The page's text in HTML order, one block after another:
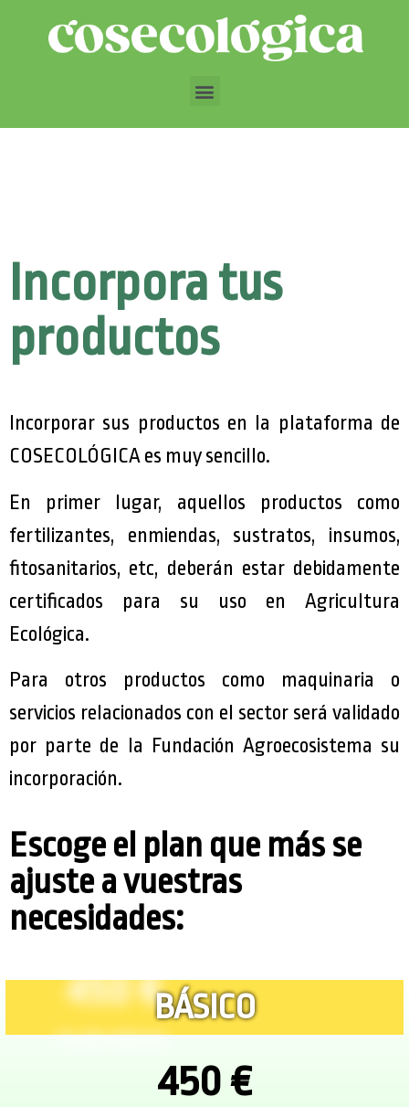
Incorpora tus
productos
Incorporar sus productos en la plataforma de
COSECOLÓGICA es muy sencillo.
En primer lugar, aquellos productos como
fertilizantes, enmiendas, sustratos, insumos,
fitosanitarios, etc, deberán estar debidamente
certificados para su uso en Agricultura
Ecológica.
Para otros productos como maquinaria o
servicios relacionados con el sector será validado
por parte de la Fundación Agroecosistema su
incorporación.
Escoge el plan que más se
ajuste a vuestras
necesidades:
BÁSICO
450 €